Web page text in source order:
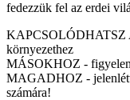
fedezzük fel az erdei
KAPCSOLÓDHATSZ
környezethez
MÁSOKHOZ -
MAGADHOZ -
számára!